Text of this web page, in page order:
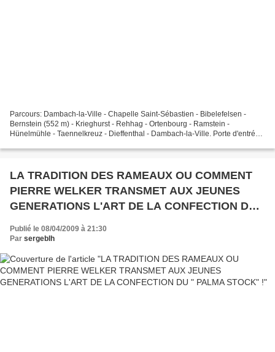
Parcours: Dambach-la-Ville - Chapelle Saint-Sébastien - Bibelefelsen -
Bernstein (552 m) - Krieghurst - Rehhag - Ortenbourg - Ramstein -
Hünelmühle - Taennelkreuz - Dieffenthal - Dambach-la-Ville. Porte d'entrée
LA TRADITION DES RAMEAUX OU COMMENT
PIERRE WELKER TRANSMET AUX JEUNES
GENERATIONS L'ART DE LA CONFECTION DU "
PALMA STOCK" !
Publié le 08/04/2009 à 21:30
Par sergeblh